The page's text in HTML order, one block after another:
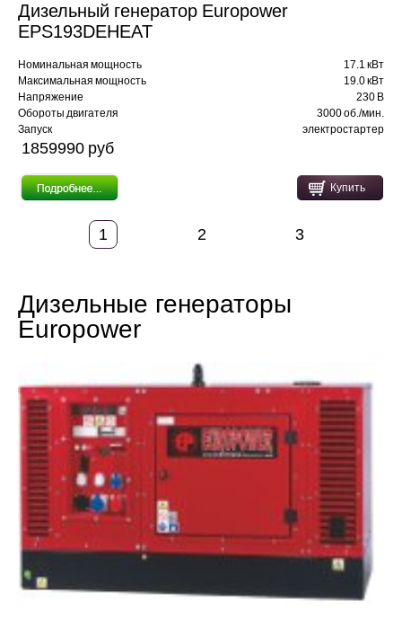
Дизельный генератор Europower
EPS193DEHEAT
Номинальная мощность
17.1 кВт
Максимальная мощность
19.0 кВт
Напряжение
230 В
Обороты двигателя
3000 об./мин.
Запуск
электростартер
1859990 pуб
Купить
1 2 3
Дизельные генераторы
Europower